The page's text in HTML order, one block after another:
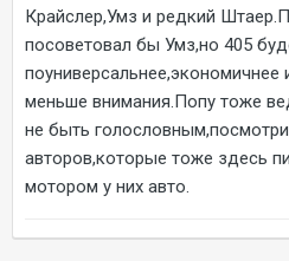
Крайслер,Умз и редкий
посоветовал бы Умз,но 405
поуниверсальнее,экономичнее
меньше внимания.Попу тоже
не быть
авторов,которые тоже здесь
мотором у них авто.